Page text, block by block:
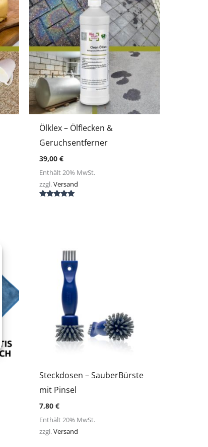
Ölklex – Ölflecken &
Geruchsentferner
39,00 €
Enthält 20% MwSt.
zzgl.Versand
Steckdosen – SauberBürste
mit Pinsel
7,80 €
Enthält 20% MwSt.
zzgl.Versand